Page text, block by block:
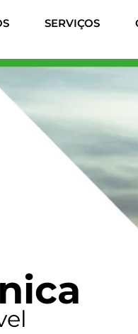
SERVIÇOS